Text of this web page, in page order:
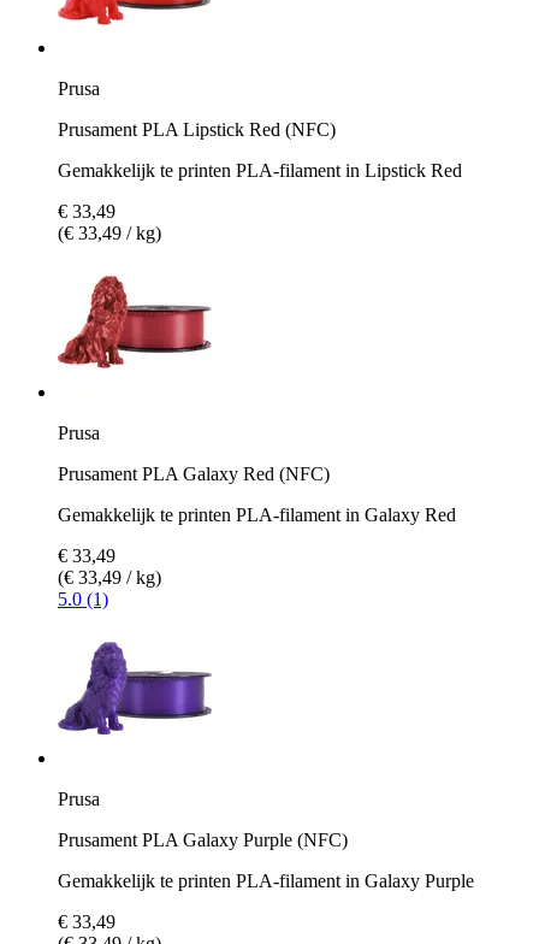
Prusa
Prusament PLA Lipstick Red (NFC)
Gemakkelijk te printen PLA-filament in Lipstick Red
€ 33,49
(€ 33,49 / kg)
Prusa
Prusament PLA Galaxy Red (NFC)
Gemakkelijk te printen PLA-filament in Galaxy Red
€ 33,49
(€ 33,49 / kg)
5.0 (1)
Prusa
Prusament PLA Galaxy Purple (NFC)
Gemakkelijk te printen PLA-filament in Galaxy Purple
€ 33,49